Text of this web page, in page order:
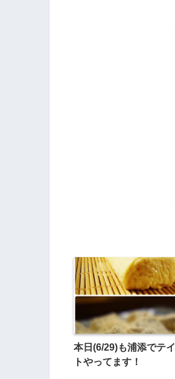
本日(6/29)も浦添でテ
トやってます！